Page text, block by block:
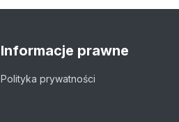
Informacje prawne
Polityka prywatności